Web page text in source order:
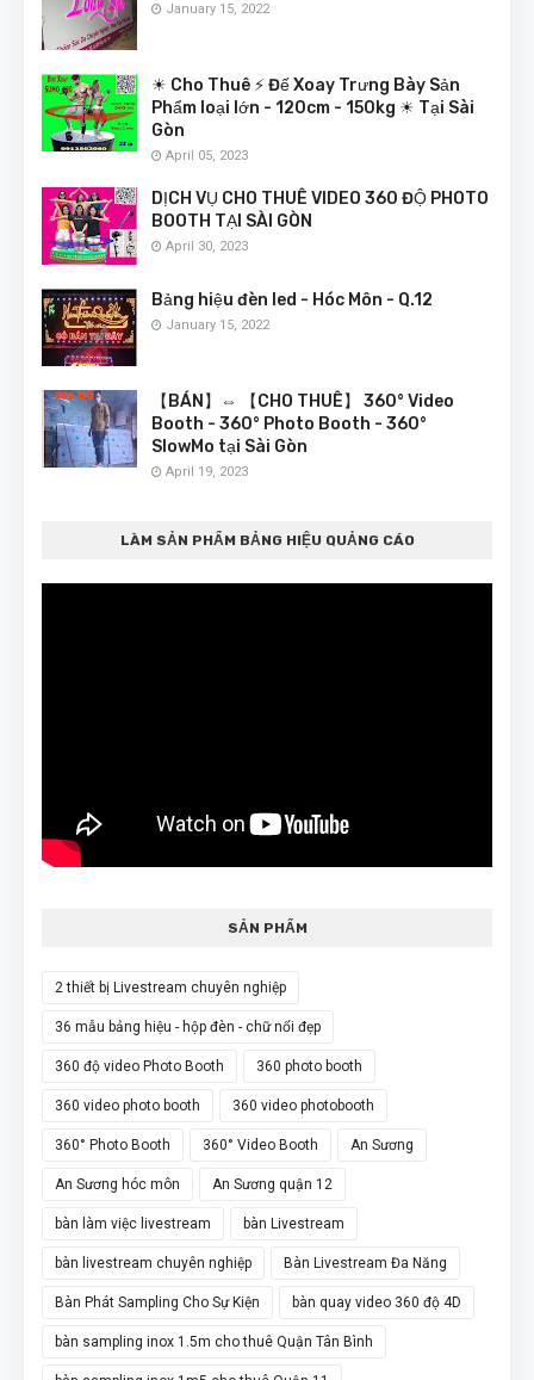
January 15, 2022
☀ Cho Thuê ⚡ Đế Xoay Trưng Bày Sản
Phẩm loại lớn - 120cm - 150kg ☀ Tại Sài
Gòn
April 05, 2023
DỊCH VỤ CHO THUÊ VIDEO 360 ĐỘ PHOTO
BOOTH TẠI SÀI GÒN
April 30, 2023
Bảng hiệu đèn led - Hóc Môn - Q.12
January 15, 2022
【BÁN】⇔ 【CHO THUÊ】 360° Video
Booth - 360° Photo Booth - 360°
SlowMo tại Sài Gòn
April 19, 2023
LÀM SẢN PHẨM BẢNG HIỆU QUẢNG CÁO
SẢN PHẨM
2 thiết bị Livestream chuyên nghiệp
36 mẫu bảng hiệu - hộp đèn - chữ nổi đẹp
360 độ video Photo Booth 360 photo booth
360 video photo booth 360 video photobooth
360° Photo Booth 360° Video Booth An Sương
An Sương hóc môn An Sương quận 12
bàn làm việc livestream bàn Livestream
bàn livestream chuyên nghiệp Bàn Livestream Đa Năng
Bàn Phát Sampling Cho Sự Kiện bàn quay video 360 độ 4D
bàn sampling inox 1.5m cho thuê Quận Tân Bình